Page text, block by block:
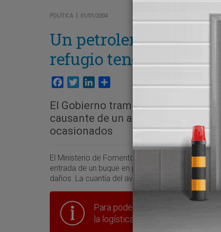
POLÍTICA 01/01/2004
Un petrolero en
refugio tendrá que
Facebook
TwitterLinkedInCompartir
El Gobierno tramita con urgencia
causante de un accidente como el
ocasionados
El Ministerio de Fomento está tramitando con
entrada de un buque en peligro a un puerto de
daños. La cuantía del aval para un petrolero de
Para poder seguir leyendo hay
la logística en España.